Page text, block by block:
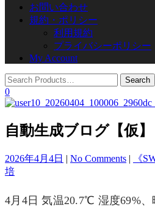
お問い合わせ
規約・ポリシー
利用規約
プライバシーポリシー
My Account
0
自動生成ブログ【仮】
2026年4月4日 | No Comments |
《
培
4月4日 気温20.7℃ 湿度69%、